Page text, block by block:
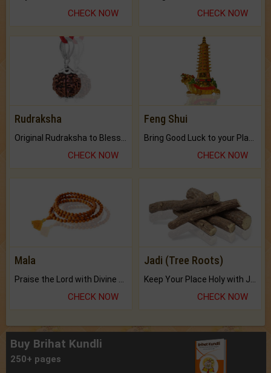
CHECK NOW CHECK NOW
Rudraksha
CHECK NOW
Feng Shui
CHECK NOW
Mala
Praise the Lord with Divine Energies of Mala.
CHECK NOW
Jadi (Tree Roots)
Keep Your Place Holy with Jadi.
CHECK NOW
Buy Brihat Kundli
250+ pages